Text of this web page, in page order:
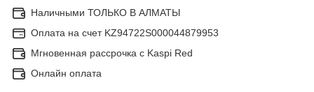
Наличными ТОЛЬКО В АЛМАТЫ
Оплата на счет KZ94722S000044879953
Мгновенная рассрочка с Kaspi Red
Онлайн оплата